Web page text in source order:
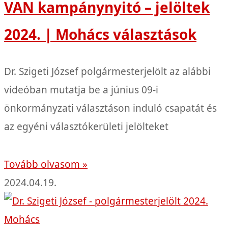
VAN kampánynyitó – jelöltek
2024. | Mohács választások
Dr. Szigeti József polgármesterjelölt az alábbi
videóban mutatja be a június 09-i
önkormányzati választáson induló csapatát és
az egyéni választókerületi jelölteket
Tovább olvasom »
2024.04.19.